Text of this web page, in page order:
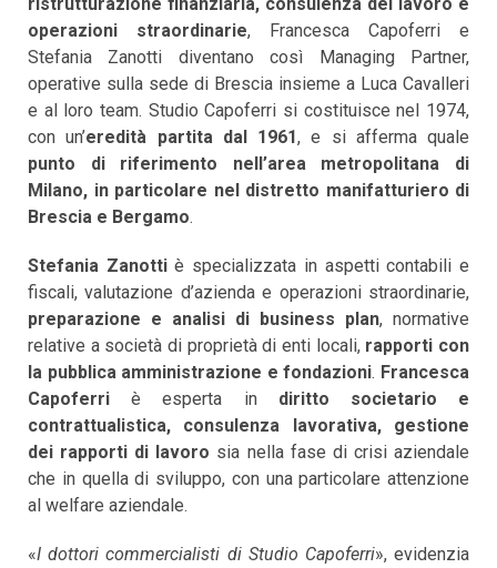
operazioni straordinarie, Francesca Capoferri e
Stefania Zanotti diventano così Managing Partner,
operative sulla sede di Brescia insieme a Luca Cavalleri
e al loro team. Studio Capoferri si costituisce nel 1974,
con un’eredità partita dal 1961, e si afferma quale
punto di riferimento nell’area metropolitana di
Milano, in particolare nel distretto manifatturiero di
Brescia e Bergamo.
Stefania Zanottiè specializzata in aspetti contabili e
fiscali, valutazione d’azienda e operazioni straordinarie,
preparazione e analisi di business plan, normative
relative a società di proprietà di enti locali, rapporti con
la pubblica amministrazione e fondazioni. Francesca
Capoferri è esperta in diritto societario e
contrattualistica, consulenza lavorativa, gestione
dei rapporti di lavoro sia nella fase di crisi aziendale
che in quella di sviluppo, con una particolare attenzione
al welfare aziendale.
«I dottori commercialisti di Studio Capoferri», evidenzia